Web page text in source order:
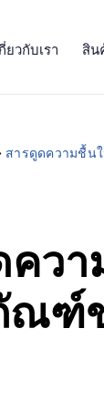
ยวกับเรา สิน
สารดูดความชื้น
คว
ณฑ์